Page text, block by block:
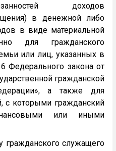
доходов
в денежной либо
в виде материальной
для гражданского
или лиц, указанных в
Федерального закона от
гражданской
а также для
с которыми гражданский
или иными
гражданского служащего